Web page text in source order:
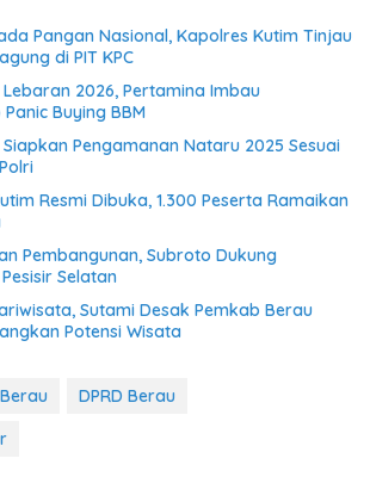
Pangan Nasional, Kapolres Kutim Tinjau
di PIT KPC
2026, Pertamina Imbau
Buying BBM
Pengamanan Nataru 2025 Sesuai
Resmi Dibuka, 1.300 Peserta Ramaikan
Pembangunan, Subroto Dukung
Selatan
Sutami Desak Pemkab Berau
Potensi Wisata
DPRD Berau